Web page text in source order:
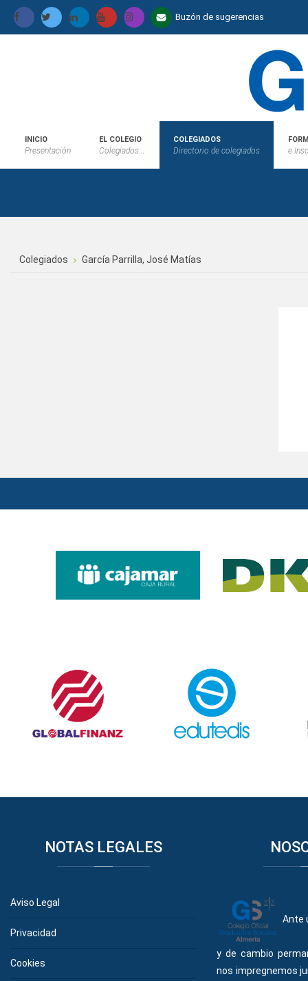
Buzón de sugerencias
INICIO
Presentación
EL COLEGIO
Colegiados...
COLEGIADOS
Directorio de colegiados e
Colegiados García Parrilla, José Matías
NOTASLEGALES
Aviso Legal
Privacidad
Cookies
Ante
y de cambio
nos impregnemos